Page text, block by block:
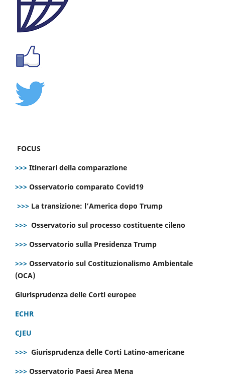
FOCUS
>>> Itinerari della comparazione
>>> Osservatorio comparato Covid19
>>> La transizione: l’America dopo Trump
>>> Osservatorio sul processo costituente cileno
>>> Osservatorio sulla Presidenza Trump
>>> Osservatorio sul Costituzionalismo Ambientale
(OCA)
Giurisprudenza delle Corti europee
ECHR
CJEU
>>> Giurisprudenza delle Corti Latino-americane
>>> Osservatorio Paesi Area Mena